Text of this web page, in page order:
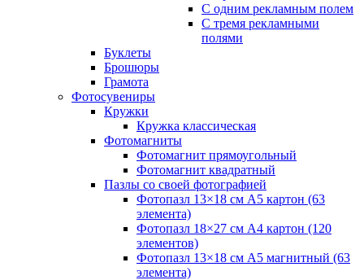
С одним рекламным полем
С тремя рекламными
полями
Буклеты
Брошюры
Грамота
Фотосувениры
Кружки
Кружка классическая
Фотомагниты
Фотомагнит прямоугольный
Фотомагнит квадратный
Пазлы со своей фотографией
Фотопазл 13×18 см А5 картон (63
элемента)
Фотопазл 18×27 см А4 картон (120
элементов)
Фотопазл 13×18 см А5 магнитный (63
элемента)